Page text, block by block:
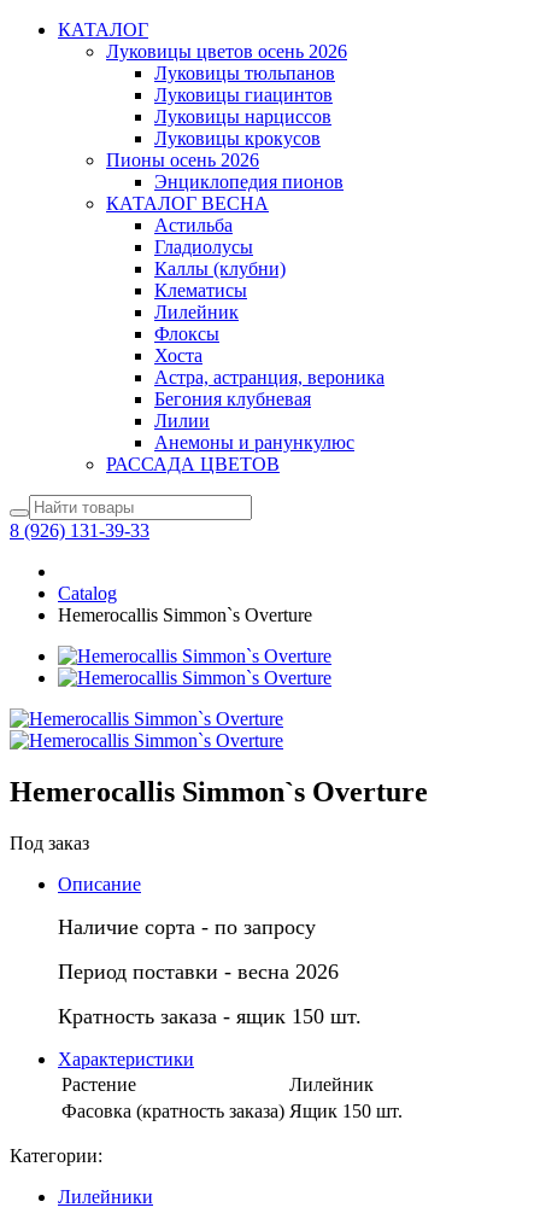
КАТАЛОГ
Луковицы цветов осень 2026
Луковицы тюльпанов
Луковицы гиацинтов
Луковицы нарциссов
Луковицы крокусов
Пионы осень 2026
Энциклопедия пионов
КАТАЛОГ ВЕСНА
Астильба
Гладиолусы
Каллы (клубни)
Клематисы
Лилейник
Флоксы
Хоста
Астра, астранция, вероника
Бегония клубневая
Лилии
Анемоны и ранункулюс
РАССАДА ЦВЕТОВ
8 (926) 131-39-33
Catalog
Hemerocallis Simmon`s Overture
Hemerocallis Simmon`s Overture
Под заказ
Описание
Наличие сорта - по запросу
Период поставки - весна 2026
Кратность заказа - ящик 150 шт.
Характеристики
Растение
Лилейник
Фасовка (кратность заказа) Ящик 150 шт.
Категории:
Лилейники